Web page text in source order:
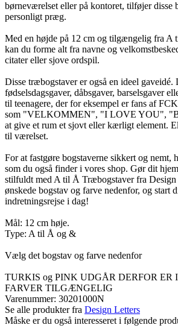
børneværelset eller på kontoret, tilføjer disse
personligt præg.
Med en højde på 12 cm og tilgængelig fra A
kan du forme alt fra navne og
citater eller sjove ordspil.
Disse træbogstaver er også en ideel gaveidé.
fødselsdagsgaver, dåbsgaver, barselsgaver
til teenagere, der for eksempel er fans af
som "VELKOMMEN", "I LOVE YOU",
at give et rum et sjovt eller kærligt element.
til værelset.
For at fastgøre bogstaverne sikkert og nemt,
som du også finder i vores shop. Gør dit
stilfuldt med A til Å Træbogstaver fra
ønskede bogstav og farve nedenfor, og start
indretningsrejse i dag!
Mål: 12 cm høje.
Type: A til Å og &
Vælg det bogstav og farve nedenfor
TURKIS og PINK UDGÅR DERFOR ER
FARVER TILGÆNGELIG
Varenummer: 30201000N
Se alle produkter fra Design Letters
Måske er du også interesseret i følgende